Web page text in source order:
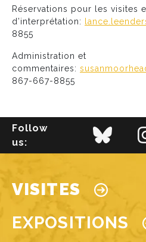
Réservations pour les visites
d’interprétation:
8855
Administration et
commentaires:
867-667-8855
Follow
us:
Main navigation
VISITES
EXPOSITIONS